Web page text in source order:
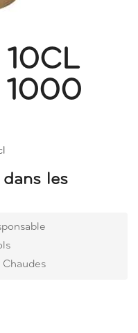
10CL
1000
les